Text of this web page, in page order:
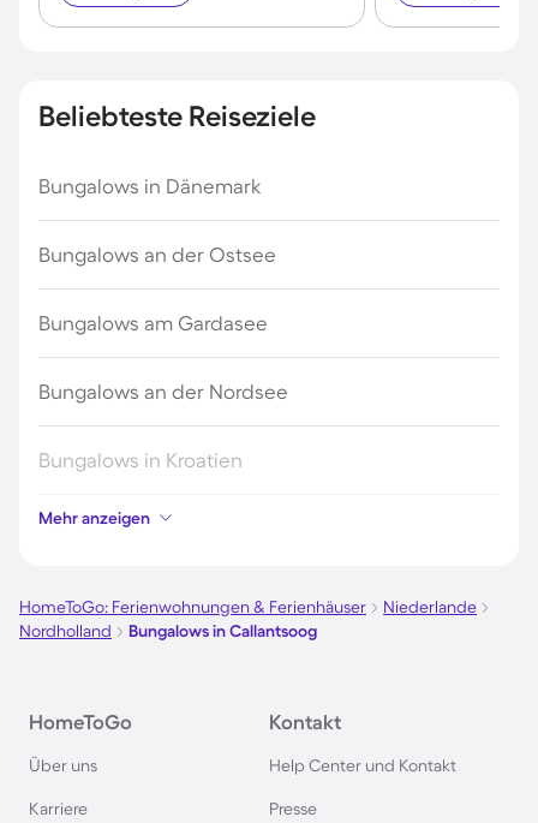
Beliebteste Reiseziele
Bungalows in Dänemark
Bungalows an der Ostsee
Bungalows am Gardasee
Bungalows an der Nordsee
Bungalows in Kroatien
Bungalows auf Fehmarn
Bungalows auf Usedom
Bungalows in Italien
Bungalows in Holland
Mehr anzeigen
HomeToGo: Ferienwohnungen & Ferienhäuser
Niederlande
Nordholland
Bungalows in Callantsoog
HomeToGo
Über uns
Karriere
Kontakt
Help Center und Kontakt
Presse